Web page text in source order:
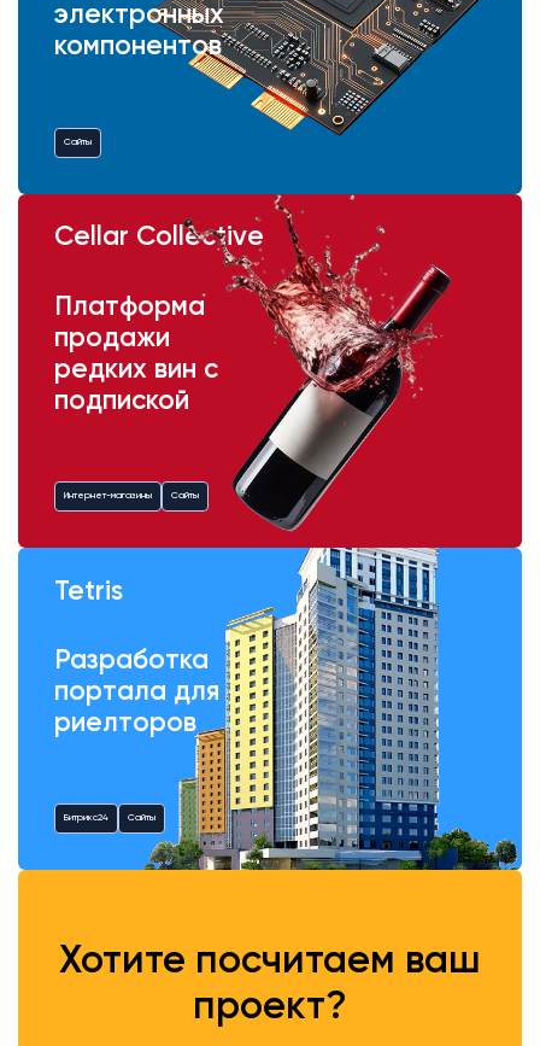
электронных
компонентов
Сайты
Cellar Collective
Платформа
продажи
редких вин с
подпиской
Интернет-магазины Сайты
Tetris
Разработка
портала для
риелторов
Битрикс24 Сайты
Хотите посчитаем ваш
проект?